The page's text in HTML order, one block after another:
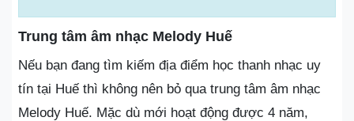
Trung tâm âm nhạc Melody Huế
Nếu bạn đang tìm kiếm địa điểm học thanh nhạc uy
tín tại Huế thì không nên bỏ qua trung tâm âm nhạc
Melody Huế. Mặc dù mới hoạt động được 4 năm,